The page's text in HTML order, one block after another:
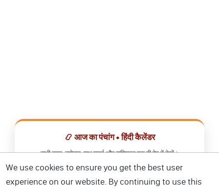
📿 आज का पंचांग • हिंदी कैलेंडर
सभी व्रत, त्योहार, शुभ मुहूर्त और राशिफल एक ही ऐप में देखें।
📅 हिंदी कैलेंडर ऐप डाउनलोड करें
We use cookies to ensure you get the best user
experience on our website. By continuing to use this